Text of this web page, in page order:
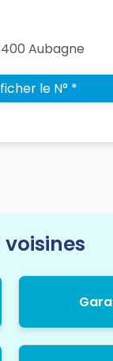
Aubagne
le N° *